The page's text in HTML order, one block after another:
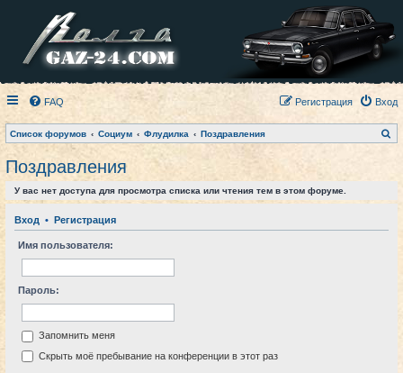
FAQ Вход
Регистрация
Список форумов Социум Флудилка Поздравления
о
Поздравления
У вас нет доступа для просмотра списка или чтения тем в этом форуме.
Вход • Регистрация
Имя пользователя:
Пароль:
Запомнить меня
Скрыть моё пребывание на конференции в этот раз